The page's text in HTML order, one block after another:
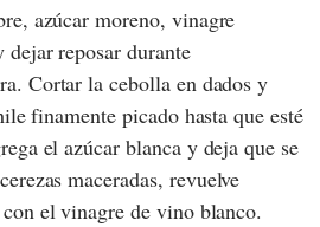
azúcar moreno, vinagre
reposar durante
Cortar la cebolla en dados y
finamente picado hasta que esté
el azúcar blanca y deja que se
maceradas, revuelve
el vinagre de vino blanco.